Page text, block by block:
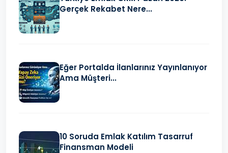
Gerçek Rekabet Nere...
Eğer Portalda İlanlarınız Yayınlanıyor
Ama Müşteri...
10 Soruda Emlak Katılım Tasarruf
Finansman Modeli